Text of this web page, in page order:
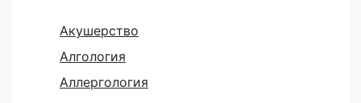
Акушерство
Алгология
Аллергология